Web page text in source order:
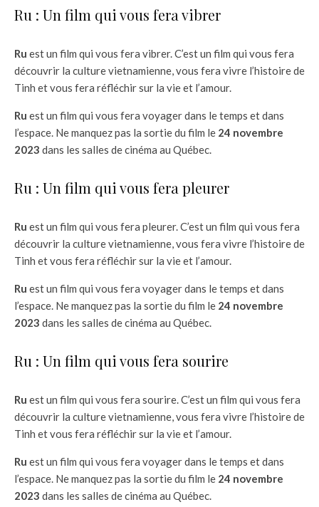
Ru : Un film qui vous fera vibrer
Ru est un film qui vous fera vibrer. C’est un film qui vous fera
découvrir la culture vietnamienne, vous fera vivre l’histoire de
Tinh et vous fera réfléchir sur la vie et l’amour.
Ru est un film qui vous fera voyager dans le temps et dans
l’espace. Ne manquez pas la sortie du film le 24 novembre
2023 dans les salles de cinéma au Québec.
Ru : Un film qui vous fera pleurer
Ru est un film qui vous fera pleurer. C’est un film qui vous fera
découvrir la culture vietnamienne, vous fera vivre l’histoire de
Tinh et vous fera réfléchir sur la vie et l’amour.
Ru est un film qui vous fera voyager dans le temps et dans
l’espace. Ne manquez pas la sortie du film le 24 novembre
2023 dans les salles de cinéma au Québec.
Ru : Un film qui vous fera sourire
Ru est un film qui vous fera sourire. C’est un film qui vous fera
découvrir la culture vietnamienne, vous fera vivre l’histoire de
Tinh et vous fera réfléchir sur la vie et l’amour.
Ru est un film qui vous fera voyager dans le temps et dans
l’espace. Ne manquez pas la sortie du film le 24 novembre
2023 dans les salles de cinéma au Québec.